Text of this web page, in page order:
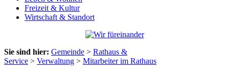
Freizeit & Kultur
Wirtschaft & Standort
Sie sind hier: Gemeinde > Rathaus &
Service > Verwaltung > Mitarbeiter im Rathaus